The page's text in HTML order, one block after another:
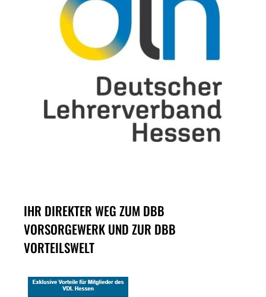
IHR DIREKTER WEG ZUM DBB
VORSORGEWERK UND ZUR DBB
VORTEILSWELT